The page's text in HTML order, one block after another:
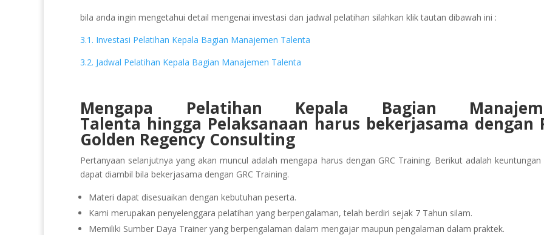
bila anda ingin mengetahui detail mengenai investasi dan jadwal pelatihan silahkan klik tautan dibawah ini :
3.1. Investasi Pelatihan Kepala Bagian Manajemen Talenta
3.2. Jadwal Pelatihan Kepala Bagian Manajemen Talenta
Mengapa Pelatihan Kepala Bagian
Talenta hingga Pelaksanaan harus bekerjasama dengan
Golden Regency Consulting
Pertanyaan selanjutnya yang akan muncul adalah mengapa harus dengan GRC Training. Berikut adalah keuntungan
dapat diambil bila bekerjasama dengan GRC Training.
Materi dapat disesuaikan dengan kebutuhan peserta.
Kami merupakan penyelenggara pelatihan yang berpengalaman, telah berdiri sejak 7 Tahun silam.
Memiliki Sumber Daya Trainer yang berpengalaman dalam mengajar maupun pengalaman dalam praktek.